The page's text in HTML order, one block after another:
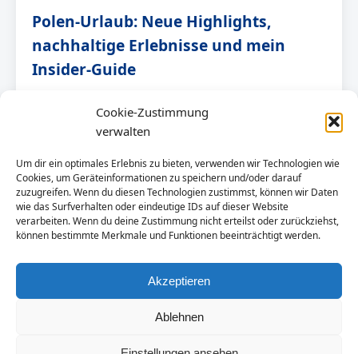
Cookie-Zustimmung
verwalten
Um dir ein optimales Erlebnis zu bieten, verwenden wir Technologien wie
Cookies, um Geräteinformationen zu speichern und/oder darauf
zuzugreifen. Wenn du diesen Technologien zustimmst, können wir Daten
wie das Surfverhalten oder eindeutige IDs auf dieser Website
verarbeiten. Wenn du deine Zustimmung nicht erteilst oder zurückziehst,
können bestimmte Merkmale und Funktionen beeinträchtigt werden.
Akzeptieren
Ablehnen
Polen-Urlaub: Neue Highlights,
nachhaltige Erlebnisse und mein
Insider-Guide
Wow, 2026 verspricht für Reisende nach Polen ein
besonders aufregendes Jahr zu werden! In meiner
ARTIKEL LESEN →
© 2026 Polen-Urlaub.NET. Alle Rechte vorbehalten.